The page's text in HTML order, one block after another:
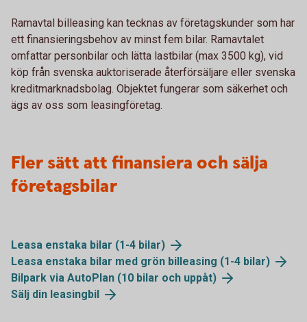
Ramavtal billeasing kan tecknas av företagskunder som har
ett finansieringsbehov av minst fem bilar. Ramavtalet
omfattar personbilar och lätta lastbilar (max 3500 kg), vid
köp från svenska auktoriserade återförsäljare eller svenska
kreditmarknadsbolag. Objektet fungerar som säkerhet och
ägs av oss som leasingföretag.
Fler sätt att finansiera och sälja
företagsbilar
Leasa enstaka bilar (1-4 bilar)
Leasa enstaka bilar med grön billeasing (1-4 bilar)
Bilpark via AutoPlan (10 bilar och uppåt)
Sälj din leasingbil